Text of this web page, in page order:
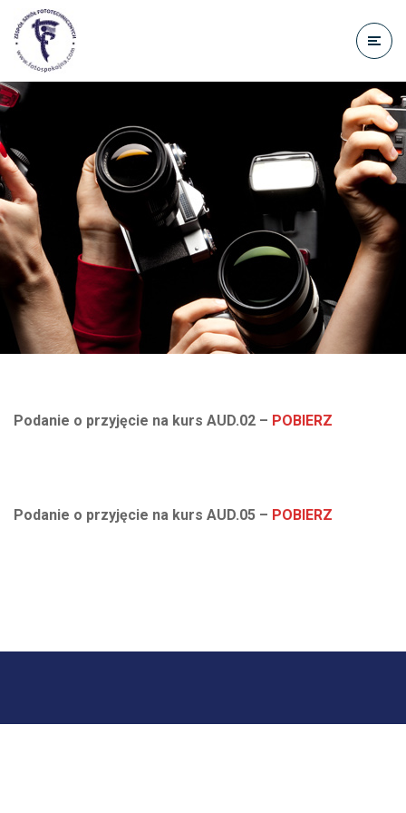
treści
Podanie o przyjęcie na kurs AUD.02 – POBIERZ
Podanie o przyjęcie na kurs AUD.05 – POBIERZ